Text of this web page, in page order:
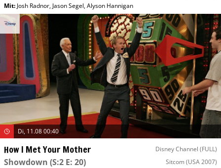
Mit: Josh Radnor, Jason Segel,Alyson Hannigan
Di, 11.08 00:40
How I Met Your Mother Disney Channel (FULL)
Showdown (S:2 E: 20) Sitcom (USA 2007)